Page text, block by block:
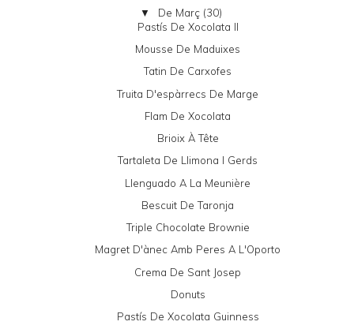
▼ De Març (30)
Pastís De Xocolata II
Mousse De Maduixes
Tatin De Carxofes
Truita D'espàrrecs De Marge
Flam De Xocolata
Brioix À Tête
Tartaleta De Llimona I Gerds
Llenguado A La Meunière
Bescuit De Taronja
Triple Chocolate Brownie
Magret D'ànec Amb Peres A L'Oporto
Crema De Sant Josep
Donuts
Pastís De Xocolata Guinness